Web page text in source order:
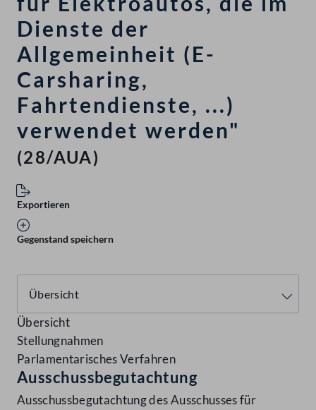
Dienste der
Allgemeinheit (E-
Carsharing,
Fahrtendienste, ...)
verwendet werden"
(28/AUA)
Exportieren
Gegenstand speichern
Übersicht
Stellungnahmen
Parlamentarisches Verfahren
Ausschussbegutachtung
Ausschussbegutachtung des Ausschusses für